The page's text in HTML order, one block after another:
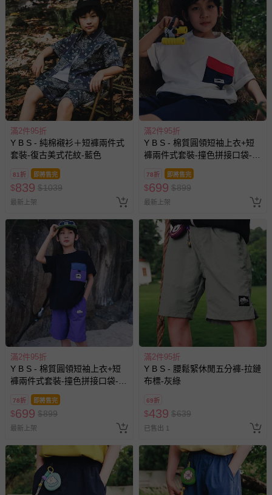
滿2件95折
Y B S - 純棉襯衫＋短褲兩件式
套裝-復古美式花紋-藍色
81折 即將售完
$839 $1039
最新上架
滿2件95折
Y B S - 棉質圓領短袖上衣+短
褲兩件式套裝-撞色拼接口袋-白
78折 即將售完
$699 $899
最新上架
滿2件95折
Y B S - 棉質圓領短袖上衣+短
褲兩件式套裝-撞色拼接口袋-黑
78折 即將售完
$699 $899
最新上架
滿2件95折
Y B S - 腰鬆緊休閒五分褲-拉鏈
布標-灰綠
69折
$439 $639
已售出 1